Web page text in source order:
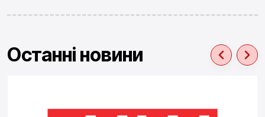
Останні новини